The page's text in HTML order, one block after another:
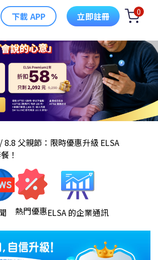
下載 APP 立即註冊 0
/8.8 父親節：限時優惠升級 ELSA
！
熱門優惠ELSA 的企業通訊